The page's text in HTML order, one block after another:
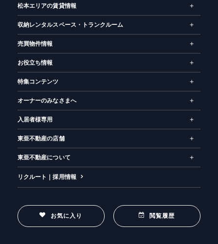
松本エリアの賃貸情報
収納レンタルスペース・トランクルーム
売買物件情報
お役立ち情報
特集コンテンツ
オーナーのみなさまへ
入居者様専用
東亜不動産の店舗
東亜不動産について
リクルート｜採用情報
お気に入り 閲覧履歴